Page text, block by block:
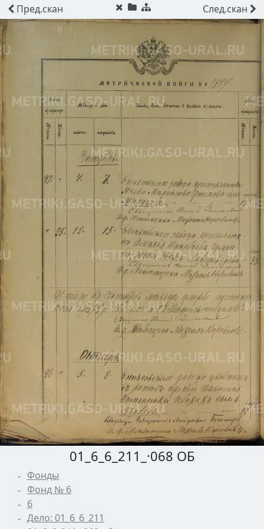
Пред.скан След.скан
01_6_6_211_·068 ОБ
Фонды
Фонд № 6
6
Дело: 01_6_6_211